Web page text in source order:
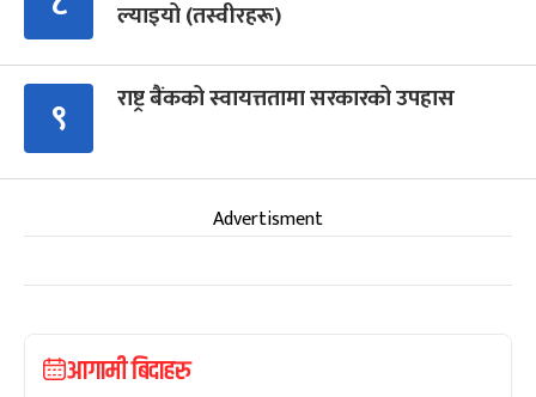
ल्याइयो (तस्वीरहरू)
९ राष्ट्र बैंकको स्वायत्ततामा सरकारको उपहास
Advertisment
आगामी बिदाहरु